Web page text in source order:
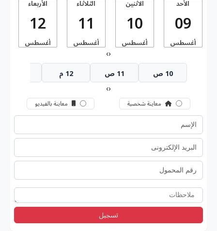
الأحد
09
أغسطس
الاثنين
10
أغسطس
الثلاثاء
11
أغسطس
الأربعاء
12
أغسطس
‹
›
10 ص 11 ص 12 م
‹
›
معاينة شخصية معاينة بالفيديو
تسجيل